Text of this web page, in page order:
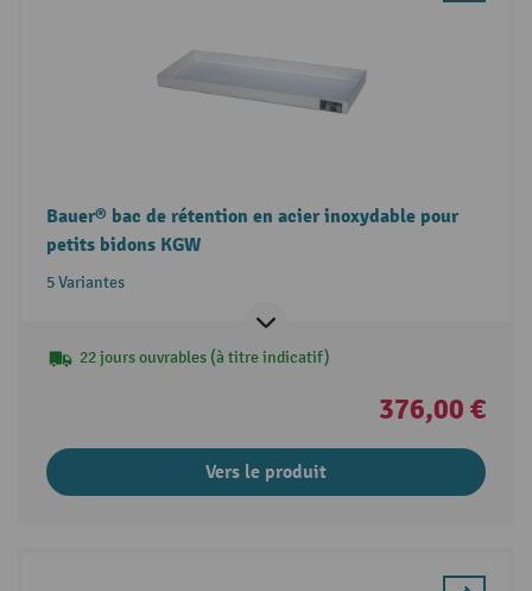
Bauer® bac de rétention en acier inoxydable pour
petits bidons KGW
5 Variantes
22 jours ouvrables (à titre indicatif)
376,00 €
Vers le produit